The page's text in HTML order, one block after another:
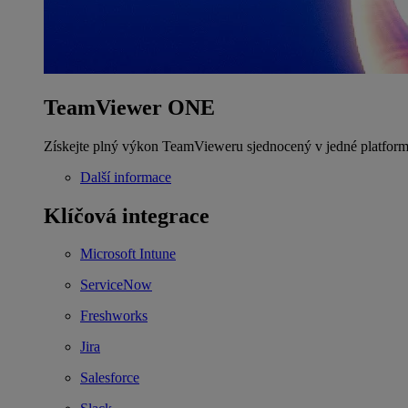
TeamViewer ONE
Získejte plný výkon TeamVieweru sjednocený v jedné
Další informace
Klíčová integrace
Microsoft Intune
ServiceNow
Freshworks
Jira
Salesforce